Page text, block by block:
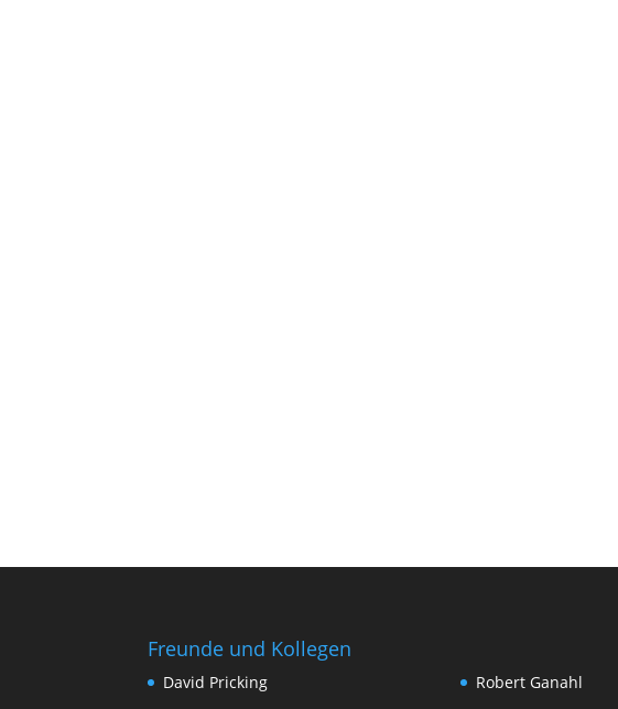
Freunde und Kollegen
David Pricking
Robert Ganahl